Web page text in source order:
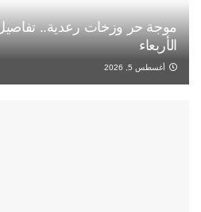
موجة حر وزخات رعدية..
الأربعاء
أغسطس 5, 2026